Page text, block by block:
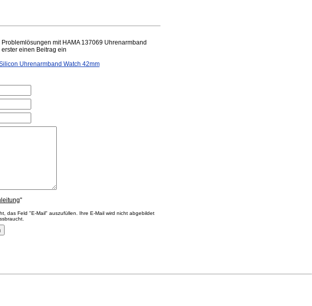
mit HAMA 137069 Uhrenarmband
einen Beitrag ein
Uhrenarmband Watch 42mm
"
das Feld "E-Mail" auszufüllen. Ihre E-Mail wird nicht abgebildet